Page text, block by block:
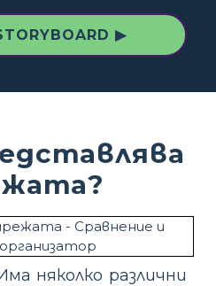
▶
няколко различни